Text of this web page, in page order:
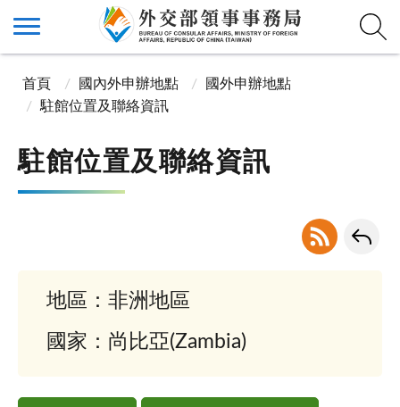
首頁 國內外申辦地點
國外申辦地點
駐館位置及聯絡資訊
駐館位置及聯絡資訊
地區：非洲地區
國家：尚比亞(Zambia)